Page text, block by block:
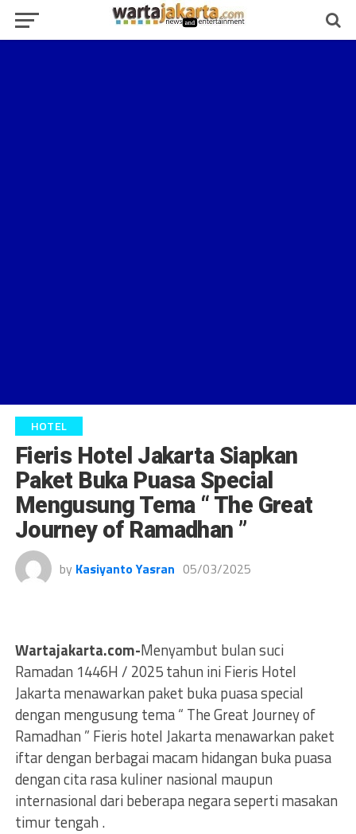
HOTEL
Fieris Hotel Jakarta Siapkan
Paket Buka Puasa Special
Mengusung Tema “ The Great
Journey of Ramadhan ”
by Kasiyanto Yasran 05/03/2025
Wartajakarta.com-Menyambut bulan suci
Ramadan 1446H / 2025 tahun ini Fieris Hotel
Jakarta menawarkan paket buka puasa special
dengan mengusung tema “ The Great Journey of
Ramadhan ” Fieris hotel Jakarta menawarkan paket
iftar dengan berbagai macam hidangan buka puasa
dengan cita rasa kuliner nasional maupun
internasional dari beberapa negara seperti masakan
timur tengah .